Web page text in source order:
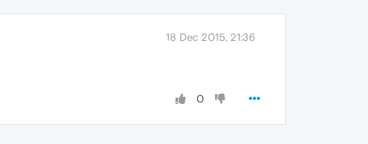
18 Dec 2015, 21:36
0